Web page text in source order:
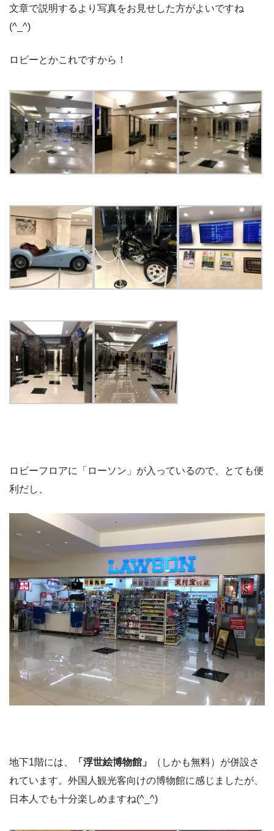
文章で説明するより写真をお見せした方がよいですね
(^_^)
ロビーとかこれですから！
ロビーフロアに「ローソン」が入っているので、とても便
利だし、
地下1階には、 「浮世絵博物館」
（しかも無料）が併設さ
れています。外国人観光客向けの博物館に感じましたが、
日本人でも十分楽しめますね(^_^)